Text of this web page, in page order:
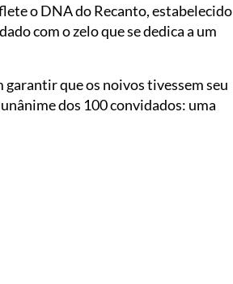
o DNA do Recanto, estabelecido
com o zelo que se dedica a um
garantir que os noivos tivessem seu
dos 100 convidados: uma